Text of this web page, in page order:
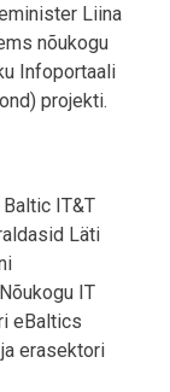
Liina
nõukogu
Infoportaali
projekti.
IT&T
Läti
IT
eBaltics
erasektori